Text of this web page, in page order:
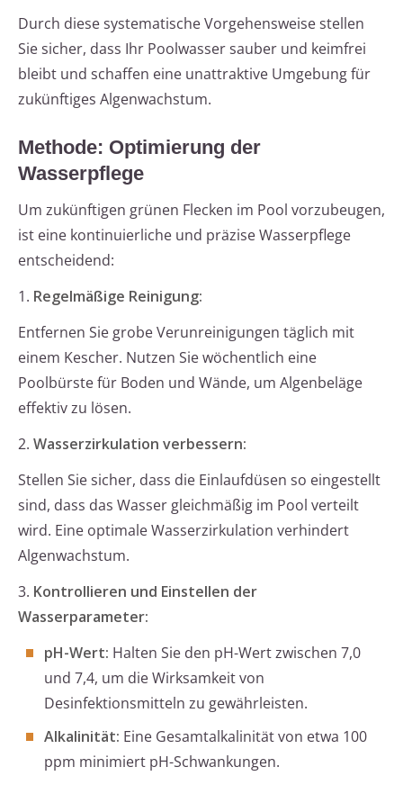
Durch diese systematische Vorgehensweise stellen
Sie sicher, dass Ihr Poolwasser sauber und keimfrei
bleibt und schaffen eine unattraktive Umgebung für
zukünftiges Algenwachstum.
Methode: Optimierung der
Wasserpflege
Um zukünftigen grünen Flecken im Pool vorzubeugen,
ist eine kontinuierliche und präzise Wasserpflege
entscheidend:
1. Regelmäßige Reinigung:
Entfernen Sie grobe Verunreinigungen täglich mit
einem Kescher. Nutzen Sie wöchentlich eine
Poolbürste für Boden und Wände, um Algenbeläge
effektiv zu lösen.
2. Wasserzirkulation verbessern:
Stellen Sie sicher, dass die Einlaufdüsen so eingestellt
sind, dass das Wasser gleichmäßig im Pool verteilt
wird. Eine optimale Wasserzirkulation verhindert
Algenwachstum.
3. Kontrollieren und Einstellen der
Wasserparameter:
pH-Wert: Halten Sie den pH-Wert zwischen 7,0
und 7,4, um die Wirksamkeit von
Desinfektionsmitteln zu gewährleisten.
Alkalinität: Eine Gesamtalkalinität von etwa 100
ppm minimiert pH-Schwankungen.